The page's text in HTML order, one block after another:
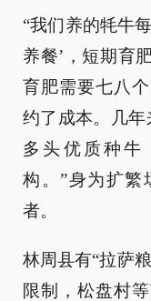
“我们养的牦牛
养餐’，短期育
育肥需要七八
约了成本。几
多头优质种牛
构。”身为扩繁
者。
林周县有“拉萨
限制，松盘村